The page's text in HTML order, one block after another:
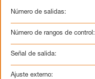
Número de salidas:
Número de rangos de control:
Señal de salida:
Ajuste externo: